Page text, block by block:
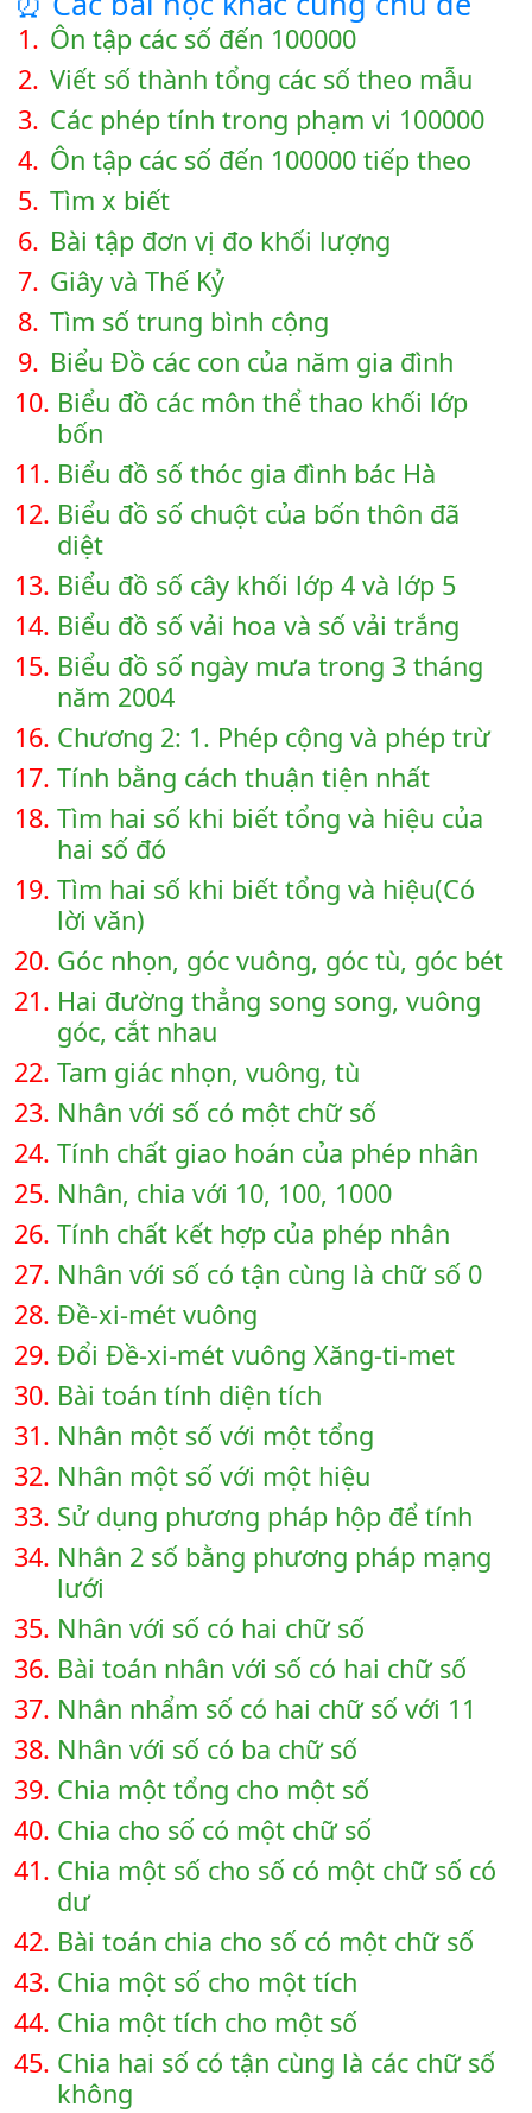
1. Ôn tập các số đến 100000
2. Viết số thành tổng các số theo mẫu
3. Các phép tính trong phạm vi 100000
4. Ôn tập các số đến 100000 tiếp theo
5. Tìm x biết
6. Bài tập đơn vị đo khối lượng
7. Giây và Thế Kỷ
8. Tìm số trung bình cộng
9. Biểu Đồ các con của năm gia đình
10. Biểu đồ các môn thể thao khối lớp
bốn
11. Biểu đồ số thóc gia đình bác Hà
12. Biểu đồ số chuột của bốn thôn đã
diệt
13. Biểu đồ số cây khối lớp 4 và lớp 5
14. Biểu đồ số vải hoa và số vải trắng
15. Biểu đồ số ngày mưa trong 3 tháng
năm 2004
16. Chương 2: 1. Phép cộng và phép trừ
17. Tính bằng cách thuận tiện nhất
18. Tìm hai số khi biết tổng và hiệu của
hai số đó
19. Tìm hai số khi biết tổng và hiệu(Có
lời văn)
20. Góc nhọn, góc vuông, góc tù, góc bét
21. Hai đường thẳng song song, vuông
góc, cắt nhau
22. Tam giác nhọn, vuông, tù
23. Nhân với số có một chữ số
24. Tính chất giao hoán của phép nhân
25. Nhân, chia với 10, 100, 1000
26. Tính chất kết hợp của phép nhân
27. Nhân với số có tận cùng là chữ số 0
28. Đề-xi-mét vuông
29. Đổi Đề-xi-mét vuông Xăng-ti-met
30. Bài toán tính diện tích
31. Nhân một số với một tổng
32. Nhân một số với một hiệu
33. Sử dụng phương pháp hộp để tính
34. Nhân 2 số bằng phương pháp mạng
lưới
35. Nhân với số có hai chữ số
36. Bài toán nhân với số có hai chữ số
37. Nhân nhẩm số có hai chữ số với 11
38. Nhân với số có ba chữ số
39. Chia một tổng cho một số
40. Chia cho số có một chữ số
41. Chia một số cho số có một chữ số có
dư
42. Bài toán chia cho số có một chữ số
43. Chia một số cho một tích
44. Chia một tích cho một số
45. Chia hai số có tận cùng là các chữ số
không